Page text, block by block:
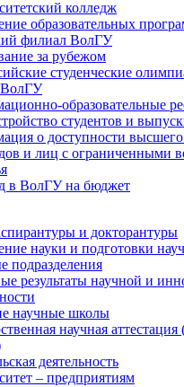
колледж
образовательных
филиал ВолГУ
за рубежом
студенческие
ВолГУ
образовательные
студентов и
о доступности высшего
и лиц с ограниченными
в ВолГУ на бюджет
и докторантуры
науки и подготовки
подразделения
результаты научной и
научные школы
научная
деятельность
– предприятиям